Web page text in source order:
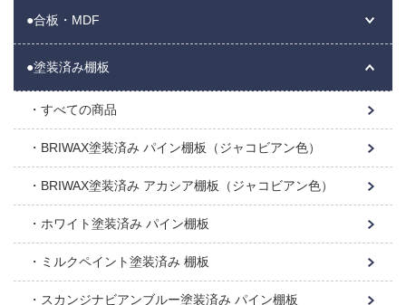
●合板・MDF
●塗装済み棚板
すべての商品
BRIWAX塗装済み パイン棚板（ジャコビアン色）
BRIWAX塗装済み アカシア棚板（ジャコビアン色）
ホワイト塗装済み パイン棚板
ミルクペイント塗装済み 棚板
スカンジナビアンブルー塗装済み パイン棚板